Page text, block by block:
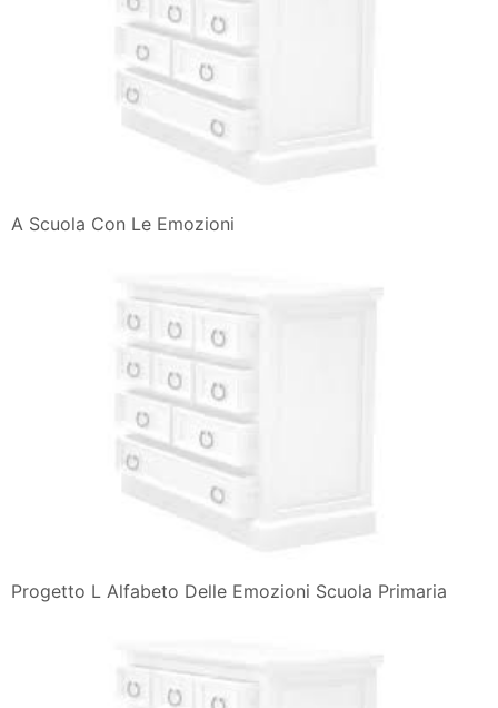
A Scuola Con Le Emozioni
Progetto L Alfabeto Delle Emozioni Scuola Primaria